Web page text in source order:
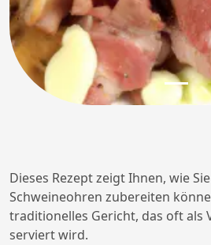
Dieses Rezept zeigt Ihnen, wie
Schweineohren zubereiten
traditionelles Gericht, das oft als
serviert wird.